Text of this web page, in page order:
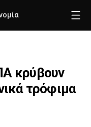
κρύβουν
τρόφιμα